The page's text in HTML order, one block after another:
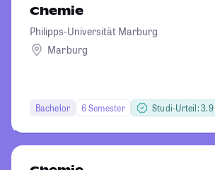
Chemie
Philipps-Universität Marburg
Marburg
Bachelor 6 Semester Studi-Urteil: 3.9